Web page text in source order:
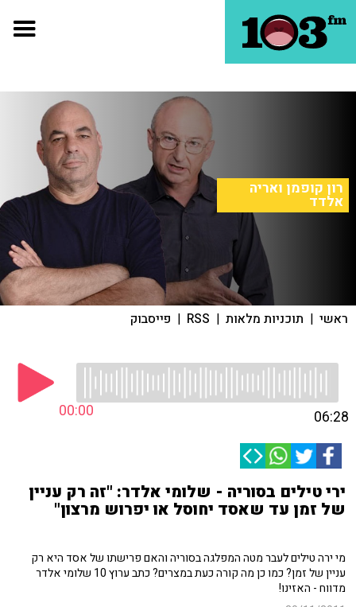
רון קופמן ואריה
אלדד
ראשי | תוכניות מלאות |
RSS
| פייסבוק
00:00 06:28
ירי טילים בסוריה - שלומי אלדר: "זה רק עניין
של זמן עד שאסד יחוסל או יפרוש מרצון"
מי ירה טילים לעבר מטה המפלגה בסוריה והאם פרישתו של אסד היא רק
עניין של זמן? כמו כן מה קורה כעת במצרים? כתב ערוץ 10 שלומי אלדר
מדווח - האזינו!